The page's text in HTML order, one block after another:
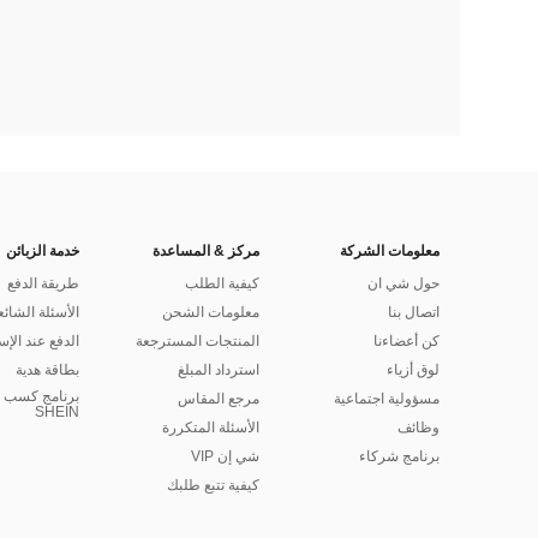
معلومات الشركة
حول شي ان
اتصال بنا
كن أعضاءنا
لوق أزياء
مسؤولية اجتماعية
وظائف
برنامج شركاء
مركز & المساعدة
كيفية الطلب
معلومات الشحن
المنتجات المسترجعة
استرداد المبلغ
مرجع المقاس
الأسئلة المتكررة
شي إن VIP
كيفية تتبع طلبك
خدمة الزبائن
طريقة الدفع
الأسئلة
الدفع عند
بطاقة هدية
برنامج كسب
SHEIN